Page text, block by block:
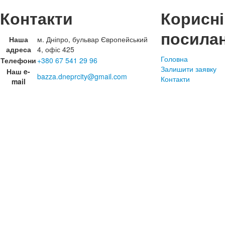
Контакти
Наша
адреса
м. Дніпро, бульвар Європейський
4, офіс 425
Телефони +380 67 541 29 96
Наш e-
mail
bazza.dneprcity@gmail.com
Корисні
Головна
Залишити заявку
Контакти